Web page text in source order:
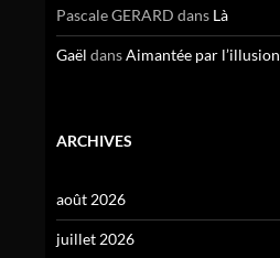
Pascale GERARD dans Là
Gaël dansAimantée par l’illusion
ARCHIVES
août 2026
juillet 2026